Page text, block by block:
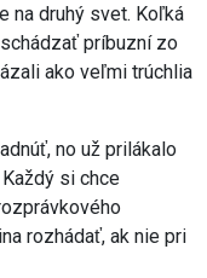
na druhý svet. Koľká
príbuzní zo
ako veľmi trúchlia
no už prilákalo
si chce
rozhádať, ak nie pri